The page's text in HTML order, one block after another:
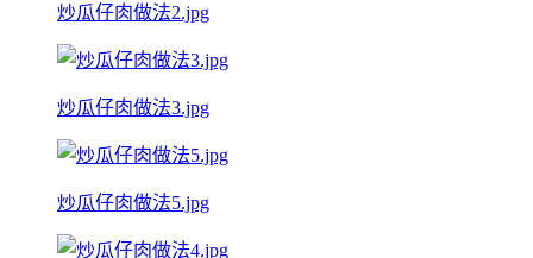
炒瓜仔肉做法2.jpg
炒瓜仔肉做法3.jpg
炒瓜仔肉做法5.jpg